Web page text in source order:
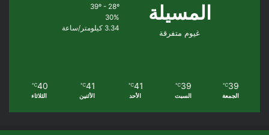
المسيلة
غيوم متفرقة
39º - 28º
30%
3.34 كيلومتر/ساعة
39
℃
الجمعة
39
℃
السبت
41
℃
الأحد
41
℃
الأثنين
40
℃
الثلاثاء